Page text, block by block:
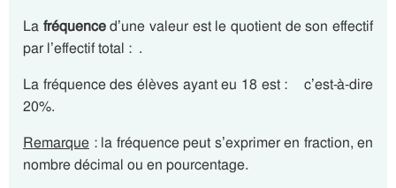
La fréquenced’une valeur est le quotient de son effectif
par l’effectif total : .
La fréquence des élèves ayant eu 18 est : c’est-à-dire
20%.
Remarque : la fréquence peut s’exprimer en fraction, en
nombre décimal ou en pourcentage.